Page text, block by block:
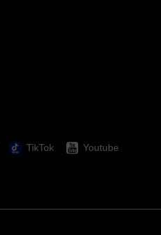
TikTok Youtube